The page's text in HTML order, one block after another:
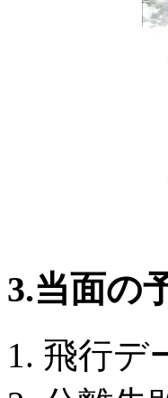
3.当面の
飛行デ